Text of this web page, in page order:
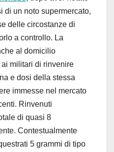
di un noto supermercato,
delle circostanze di
a controllo. La
al domicilio
ai militari di rinvenire
e dosi della stessa
immesse nel mercato
Rinvenuti
di quasi 8
Contestualmente
5 grammi di tipo